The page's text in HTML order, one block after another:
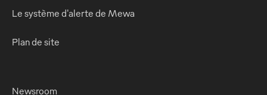
Le système d'alerte de Mewa
Plan de site
Newsroom